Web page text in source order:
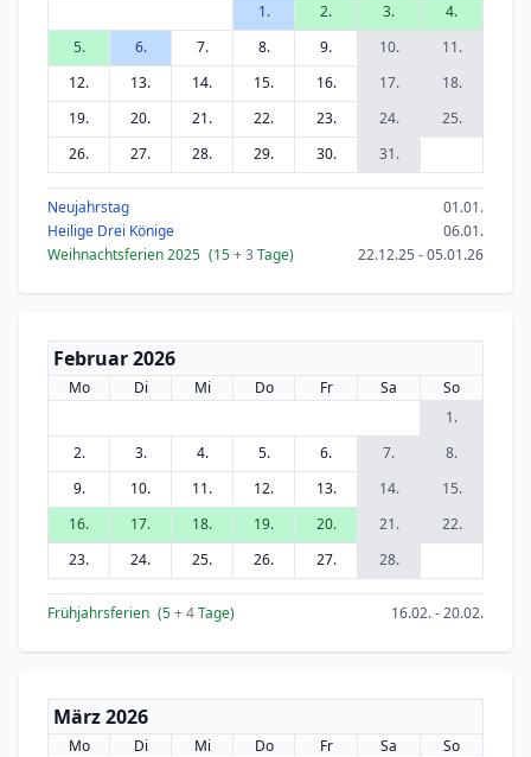
1.
2. 3.
4.
5.
6. 7. 8. 9. 10.
11.
12.
13. 14. 15. 16. 17.
18.
19.
20. 21. 22. 23. 24.
25.
26.
27. 28. 29. 30. 31.
Neujahrstag
01.01.
Heilige Drei Könige
06.01.
Weihnachtsferien 2025 (15+ 3 Tage) 22.12.25 - 05.01.26
Februar 2026
Mo Di Mi Do Fr Sa
So
1.
2.
3. 4. 5. 6. 7.
8.
9.
10. 11. 12. 13. 14.
15.
16.
17. 18. 19. 20. 21.
22.
23.
24. 25. 26. 27. 28.
Frühjahrsferien (5+ 4Tage) 16.02. - 20.02.
März 2026
Mo Di Mi Do Fr Sa
So